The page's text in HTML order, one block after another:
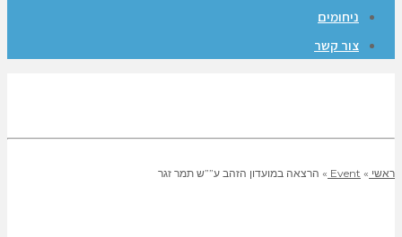
ניחומים
צור קשר
ראשי »
Event
» הרצאה במועדון הזהב ע””ש תמר זגר